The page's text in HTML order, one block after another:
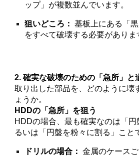
ップ」が複数並んでいます。
狙いどころ： 基板上にある「
をすべて破壊する必要がありま
2. 確実な破壊のための「急所」と
取り出した部品を、どのように壊
ょうか。
HDDの「急所」を狙う
HDDの場合、最も確実なのは「
るいは「円盤を粉々に割る」こと
ドリルの場合： 金属のケース